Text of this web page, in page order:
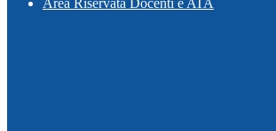
Area Riservata Docenti e ATA